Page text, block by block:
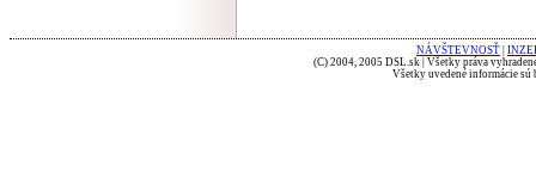
NÁVŠTEVNOSŤ
(C) 2004, 2005 DSL.sk | Všetky práva
Všetky uvedené informácie sú